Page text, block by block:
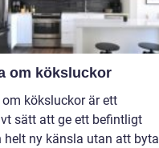
om köksluckor
köksluckor är ett
sätt att ge ett befintligt
helt ny känsla utan att byta